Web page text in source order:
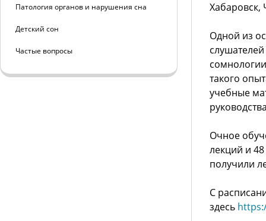
Хабаровск,
Одной из
такого
учебные
Очное
лекций и
получили
С
здесь
Патология органов и нарушения сна
Детский сон
Частые вопросы